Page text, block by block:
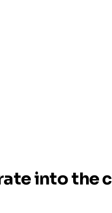
into the